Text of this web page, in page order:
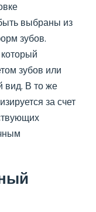
выбраны из
зубов.
зубов или
вид. В то же
за счет